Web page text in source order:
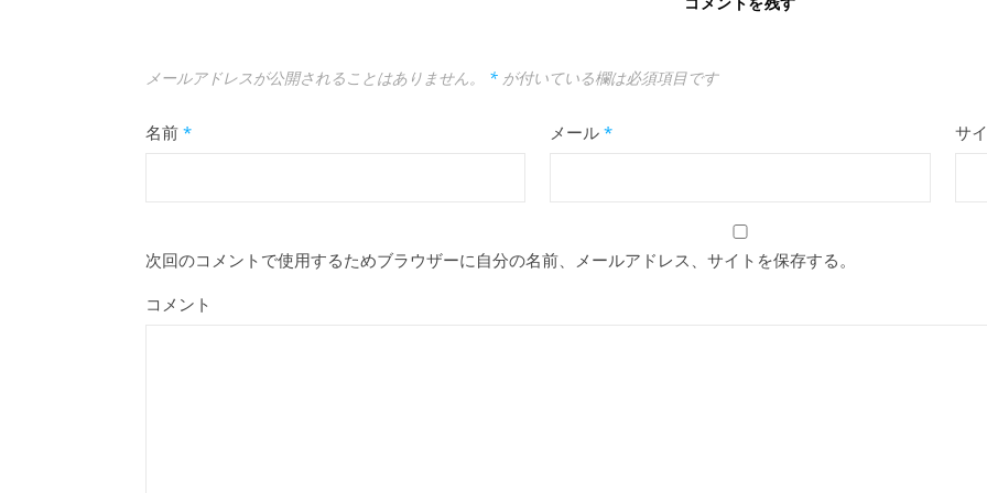
メールアドレスが公開されることはありません。 * が付いている欄は必須項目です
名前 * メール* サ
次回のコメントで使用するためブラウザーに自分の名前、メールアドレス、サイトを保存する。
コメント